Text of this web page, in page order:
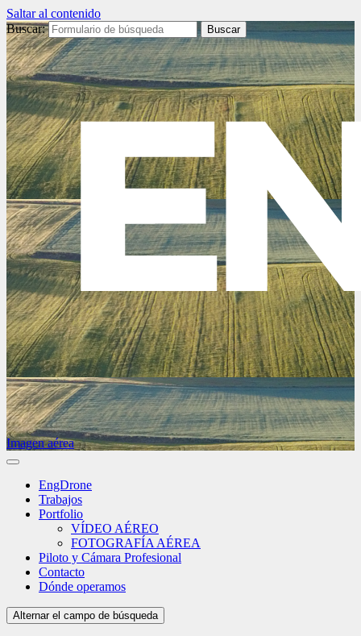
Saltar al contenido
Buscar:
Imagen aérea
EngDrone
Trabajos
Portfolio
VÍDEO AÉREO
FOTOGRAFÍA AÉREA
Piloto y Cámara Profesional
Contacto
Dónde operamos
Alternar el campo de búsqueda